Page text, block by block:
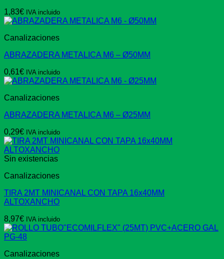
1,83€ IVA incluido
Canalizaciones
ABRAZADERA METALICA M6 – Ø50MM
0,61€ IVA incluido
Canalizaciones
ABRAZADERA METALICA M6 – Ø25MM
0,29€ IVA incluido
Sin existencias
Canalizaciones
TIRA 2MT MINICANAL CON TAPA 16x40MM
ALTOXANCHO
8,97€ IVA incluido
Canalizaciones